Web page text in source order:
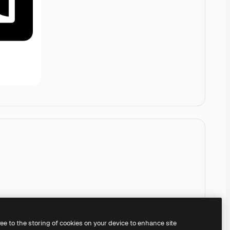
to the storing of cookies on your device to enhance site